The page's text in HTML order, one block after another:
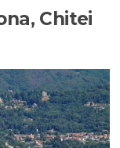
Chitei